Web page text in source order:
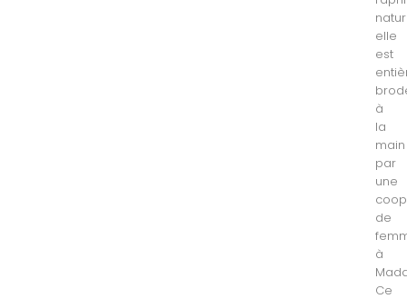
elle
est
à
la
main
par
une
de
à
Ce